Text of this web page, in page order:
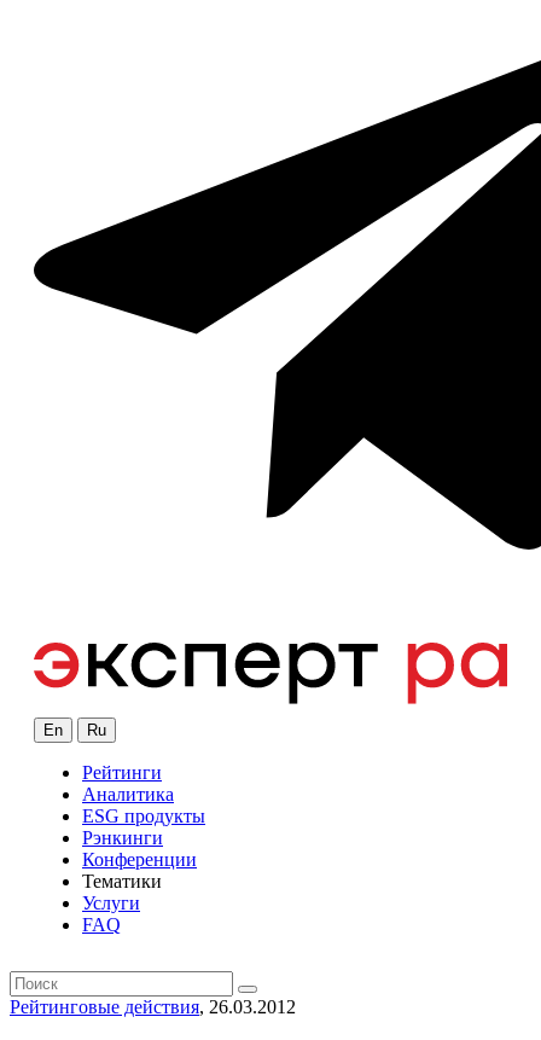
En Ru
Рейтинги
Аналитика
ESG продукты
Рэнкинги
Конференции
Тематики
Услуги
FAQ
Рейтинговые действия, 26.03.2012